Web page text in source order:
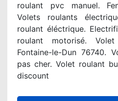
roulant pvc manuel.
Volets roulants
roulant éléctrique.
roulant motorisé.
Fontaine-le-Dun 76740.
pas cher. Volet roulant
discount